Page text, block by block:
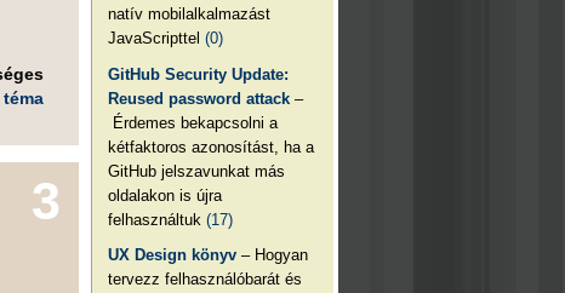
3
natív mobilalkalmazást
JavaScripttel(0)
GitHub Security Update:
Reused password attack –
Érdemes bekapcsolni a
kétfaktoros azonosítást, ha a
GitHub jelszavunkat más
oldalakon is újra
felhasználtuk(17)
UX Design könyv – Hogyan
tervezz felhasználóbarát és